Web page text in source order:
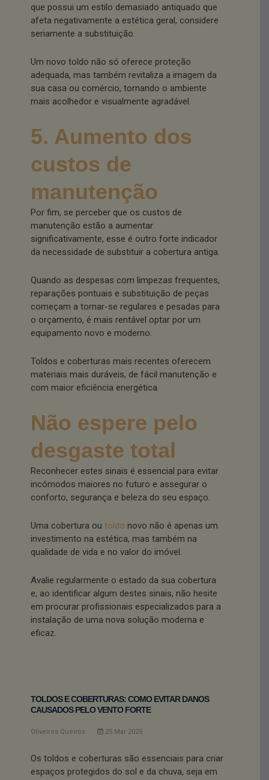
que possui um estilo demasiado antiquado que
afeta negativamente a estética geral, considere
seriamente a substituição.
Um novo toldo não só oferece proteção
adequada, mas também revitaliza a imagem da
sua casa ou comércio, tornando o ambiente
mais acolhedor e visualmente agradável.
5. Aumento dos
custos de
manutenção
Por fim, se perceber que os custos de
manutenção estão a aumentar
significativamente, esse é outro forte indicador
da necessidade de substituir a cobertura antiga.
Quando as despesas com limpezas frequentes,
reparações pontuais e substituição de peças
começam a tornar-se regulares e pesadas para
o orçamento, é mais rentável optar por um
equipamento novo e moderno.
Toldos e coberturas mais recentes oferecem
materiais mais duráveis, de fácil manutenção e
com maior eficiência energética.
Não espere pelo
desgaste total
Reconhecer estes sinais é essencial para evitar
incómodos maiores no futuro e assegurar o
conforto, segurança e beleza do seu espaço.
Uma cobertura ou toldo novo não é apenas um
investimento na estética, mas também na
qualidade de vida e no valor do imóvel.
Avalie regularmente o estado da sua cobertura
e, ao identificar algum destes sinais, não hesite
em procurar profissionais especializados para a
instalação de uma nova solução moderna e
eficaz.
TOLDOS E COBERTURAS: COMO EVITAR DANOS
CAUSADOS PELO VENTO FORTE
Oliveiros Queirós 25 Mar 2025
Os toldos e coberturas são essenciais para criar
espaços protegidos do sol e da chuva, seja em